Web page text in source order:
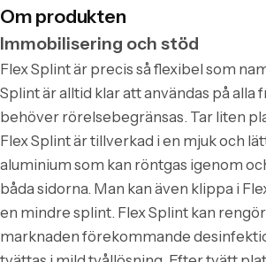
Om produkten
Immobilisering och stöd
Flex Splint är precis så flexibel som
Splint är alltid klar att användas på alla
behöver rörelsebegränsas. Tar liten
Flex Splint är tillverkad i en mjuk och
aluminium som kan röntgas igenom
båda sidorna. Man kan även klippa i
en mindre splint. Flex Splint kan
marknaden förekommande